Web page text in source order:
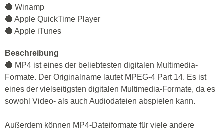
🔵 Winamp
🔵 Apple QuickTime Player
🔵 Apple iTunes
Beschreibung
🔵 MP4 ist eines der beliebtesten digitalen Multimedia-
Formate. Der Originalname lautet MPEG-4 Part 14. Es ist
eines der vielseitigsten digitalen Multimedia-Formate, da es
sowohl Video- als auch Audiodateien abspielen kann.
Außerdem können MP4-Dateiformate für viele andere